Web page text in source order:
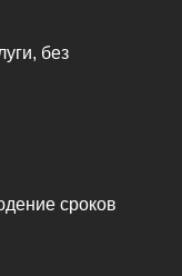
без
сроков